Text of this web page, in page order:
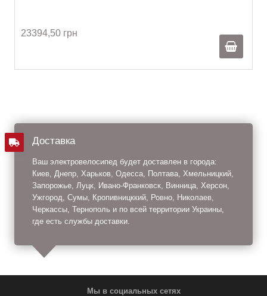
23394,50 грн
Доставка
Ваш электровелосипед будет доставлен в города:
Киев, Днепр, Харьков, Одесса, Полтава, Хмельницкий,
Запорожье, Луцк, Ивано-Франковск, Винница, Херсон,
Ужгород, Сумы, Кропивницккий, Ровно, Николаев,
Черкассы, Тернополь и по всей территории Украины,
где есть службы доставки.
Мы в социальных сетях